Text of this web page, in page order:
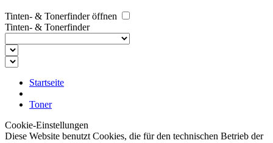
Tinten- & Tonerfinder öffnen
Tinten- & Tonerfinder
Startseite
Toner
Cookie-Einstellungen
Diese Website benutzt Cookies, die für den technischen Betrieb der